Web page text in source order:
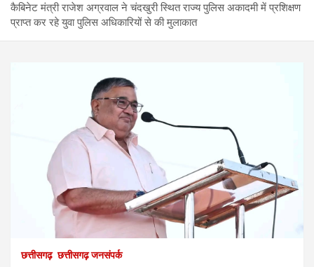
कैबिनेट मंत्री राजेश अग्रवाल ने चंदखुरी स्थित राज्य पुलिस अकादमी में प्रशिक्षण
प्राप्त कर रहे युवा पुलिस अधिकारियों से की मुलाकात
छत्तीसगढ़ छत्तीसगढ़ जनसंपर्क